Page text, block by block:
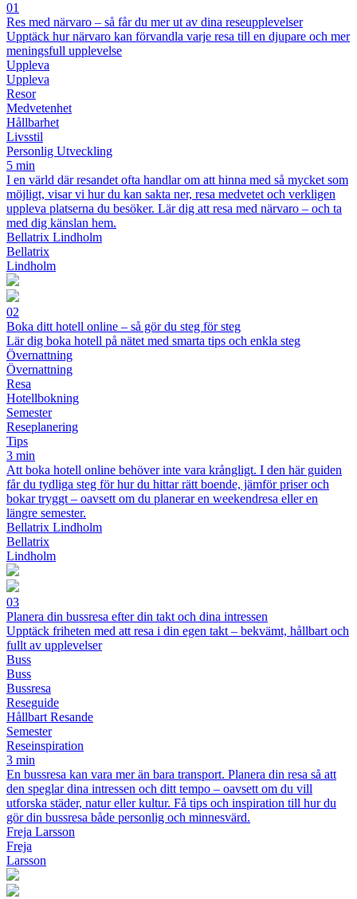
01
Res med närvaro – så får du mer ut av dina reseupplevelser
Upptäck hur närvaro kan förvandla varje resa till en djupare och mer
meningsfull upplevelse
Uppleva
Uppleva
Resor
Medvetenhet
Hållbarhet
Livsstil
Personlig Utveckling
5 min
I en värld där resandet ofta handlar om att hinna med så mycket som
möjligt, visar vi hur du kan sakta ner, resa medvetet och verkligen
uppleva platserna du besöker. Lär dig att resa med närvaro – och ta
med dig känslan hem.
Bellatrix Lindholm
Bellatrix
Lindholm
02
Boka ditt hotell online – så gör du steg för steg
Lär dig boka hotell på nätet med smarta tips och enkla steg
Övernattning
Övernattning
Resa
Hotellbokning
Semester
Reseplanering
Tips
3 min
Att boka hotell online behöver inte vara krångligt. I den här guiden
får du tydliga steg för hur du hittar rätt boende, jämför priser och
bokar tryggt – oavsett om du planerar en weekendresa eller en
längre semester.
Bellatrix Lindholm
Bellatrix
Lindholm
03
Planera din bussresa efter din takt och dina intressen
Upptäck friheten med att resa i din egen takt – bekvämt, hållbart och
fullt av upplevelser
Buss
Buss
Bussresa
Reseguide
Hållbart Resande
Semester
Reseinspiration
3 min
En bussresa kan vara mer än bara transport. Planera din resa så att
den speglar dina intressen och ditt tempo – oavsett om du vill
utforska städer, natur eller kultur. Få tips och inspiration till hur du
gör din bussresa både personlig och minnesvärd.
Freja Larsson
Freja
Larsson